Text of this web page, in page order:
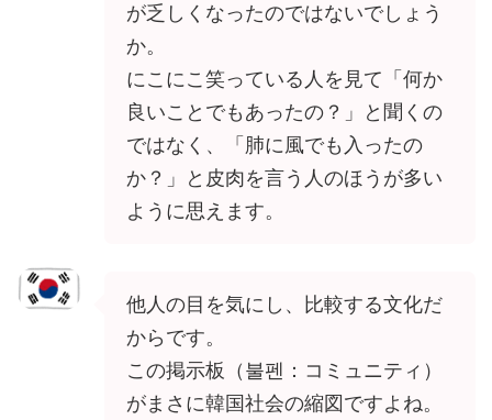
が乏しくなったのではないでしょう
か。
にこにこ笑っている人を見て「何か
良いことでもあったの？」と聞くの
ではなく、「肺に風でも入ったの
か？」と皮肉を言う人のほうが多い
ように思えます。
他人の目を気にし、比較する文化だ
からです。
この掲示板（불펜：コミュニティ）
がまさに韓国社会の縮図ですよね。